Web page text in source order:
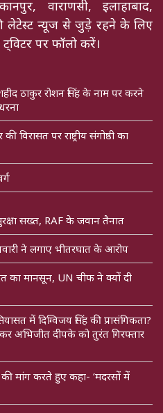
वाराणसी, इलाहाबाद,
लेटेस्ट न्यूज से जुड़े रहने के लिए
पर फॉलो करें।
ठाकुर रोशन सिंह के नाम पर करने
विरासत पर राष्ट्रीय संगोष्ठी का
सख्त, RAF के जवान तैनात
ने लगाए भीतरघात के आरोप
का मानसून, UN चीफ ने क्यों दी
में दिग्विजय सिंह की प्रासंगिकता?
अभिजीत दीपके को तुरंत गिरफ्तार
मांग करते हुए कहा- ‘मदरसों में